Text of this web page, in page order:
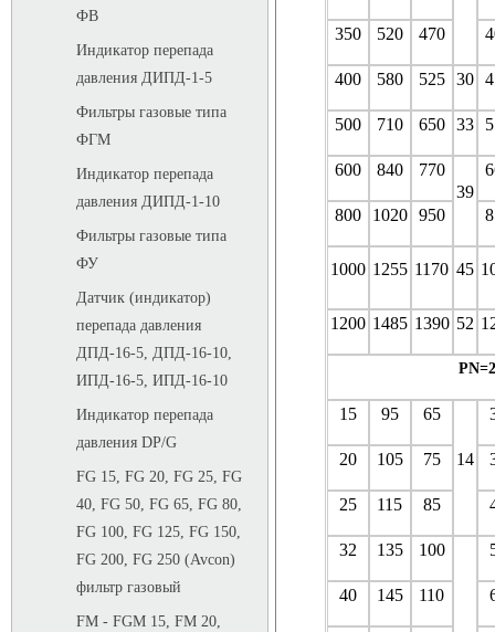
ФВ
Индикатор перепада
давления ДИПД-1-5
Фильтры газовые типа
ФГМ
Индикатор перепада
давления ДИПД-1-10
Фильтры газовые типа
ФУ
Датчик (индикатор)
перепада давления
ДПД-16-5, ДПД-16-10,
ИПД-16-5, ИПД-16-10
Индикатор перепада
давления DP/G
FG 15, FG 20, FG 25, FG
40, FG 50, FG 65, FG 80,
FG 100, FG 125, FG 150,
FG 200, FG 250 (Avcon)
фильтр газовый
FM - FGM 15, FM 20,
350 520 470
400 580 525 30
500 710 650 33
600 840
770
39
800 1020 950
1000 1255 1170 45
1200 1485 1390 52
15 95 65
14
20 105 75
25 115 85
32 135 100
40 145 110